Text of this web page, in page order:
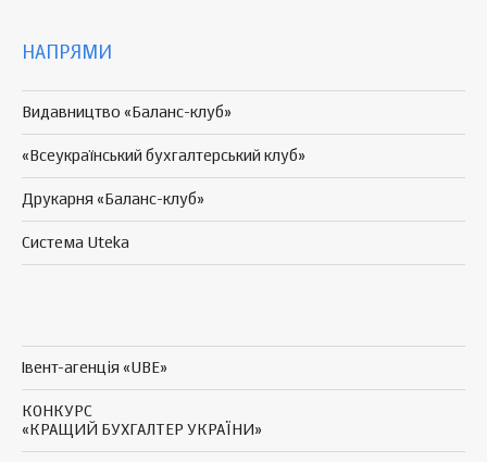
НАПРЯМИ
Видавництво «Баланс-клуб»
«Всеукраїнський бухгалтерський клуб»
Друкарня «Баланс-клуб»
Система Uteka
Івент-агенція «UBE»
КОНКУРС
«КРАЩИЙ БУХГАЛТЕР УКРАЇНИ»